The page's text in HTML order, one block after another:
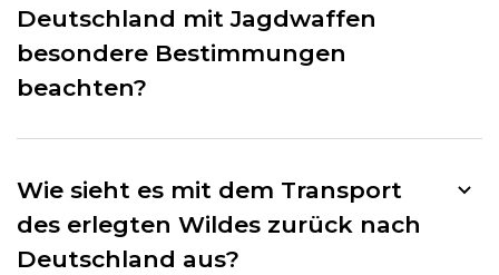
Deutschland mit Jagdwaffen
besondere Bestimmungen
beachten?
Wie sieht es mit dem Transport
des erlegten Wildes zurück nach
Deutschland aus?